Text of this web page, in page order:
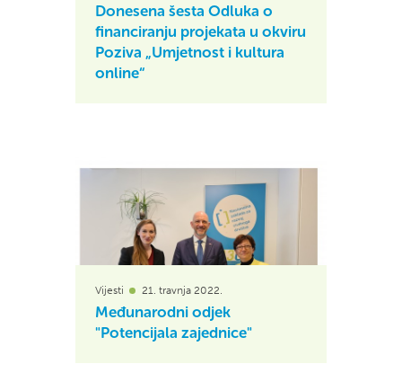
Donesena šesta Odluka o
financiranju projekata u okviru
Poziva „Umjetnost i kultura
online“
Vijesti 21. travnja 2022.
Međunarodni odjek
"Potencijala zajednice"